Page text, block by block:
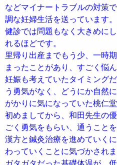
などマイナートラブルの対策
調な妊婦生活を送っています。
健診では問題もなく大きめに
れるほどです。
里帰り出産までもう少、一時
まったことがあり、すごく悩ん
妊娠も考えていたタイミング
う勇気がなく、どうにか自然
がかりに気になっていた桃仁堂
初めましてから、和田先生の
ごく勇気をもらい、通うこと
漢方と鍼灸治療を進めていく
わっていくことに気づかされま
ガタガタだった基礎体温が、